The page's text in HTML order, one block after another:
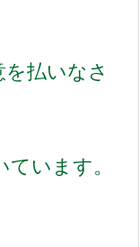
払いなさ
います。